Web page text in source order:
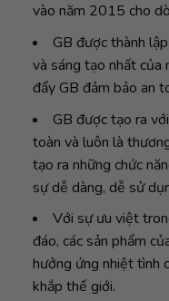
vào năm 2015 cho
GB được thành
và sáng tạo nhất của
đẩy GB đảm bảo an
GB được tạo ra
toàn và luôn là
tạo ra những chức
sự dễ dàng, dễ sử
Với sự ưu việt
đáo, các sản phẩm
hưởng ứng nhiệt tình
khắp thế giới.